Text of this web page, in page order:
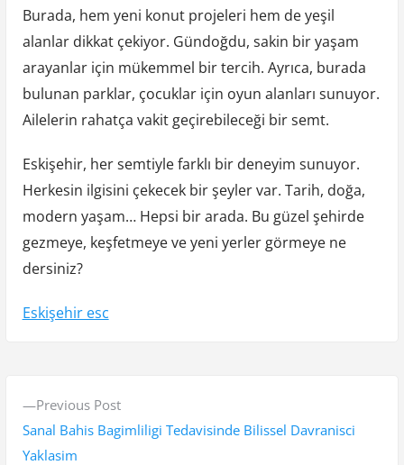
Burada, hem yeni konut projeleri hem de yeşil
alanlar dikkat çekiyor. Gündoğdu, sakin bir yaşam
arayanlar için mükemmel bir tercih. Ayrıca, burada
bulunan parklar, çocuklar için oyun alanları sunuyor.
Ailelerin rahatça vakit geçirebileceği bir semt.
Eskişehir, her semtiyle farklı bir deneyim sunuyor.
Herkesin ilgisini çekecek bir şeyler var. Tarih, doğa,
modern yaşam… Hepsi bir arada. Bu güzel şehirde
gezmeye, keşfetmeye ve yeni yerler görmeye ne
dersiniz?
Eskişehir esc
Previous PostP
r
Sanal Bahis Bagimliligi Tedavisinde Bilissel Davranisci
Yaklasim